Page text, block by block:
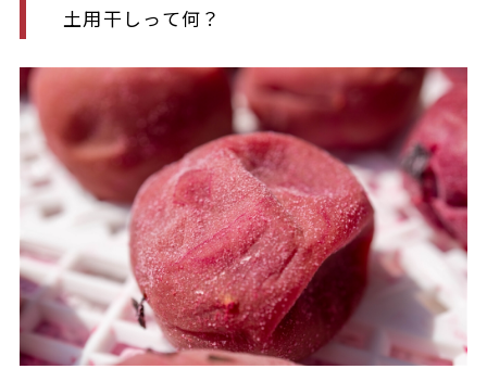
土用干しって何？